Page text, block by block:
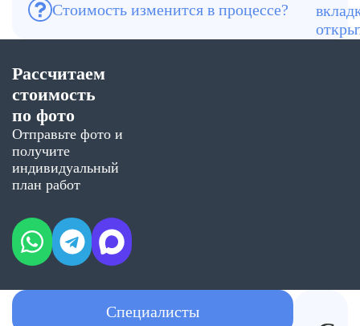
Стоимость изменится в процессе?
Нет, цена фиксируется до начала работ
Рассчитаем
стоимость
по фото
Отправьте фото и
получите
индивидуальный
план работ
Специалисты